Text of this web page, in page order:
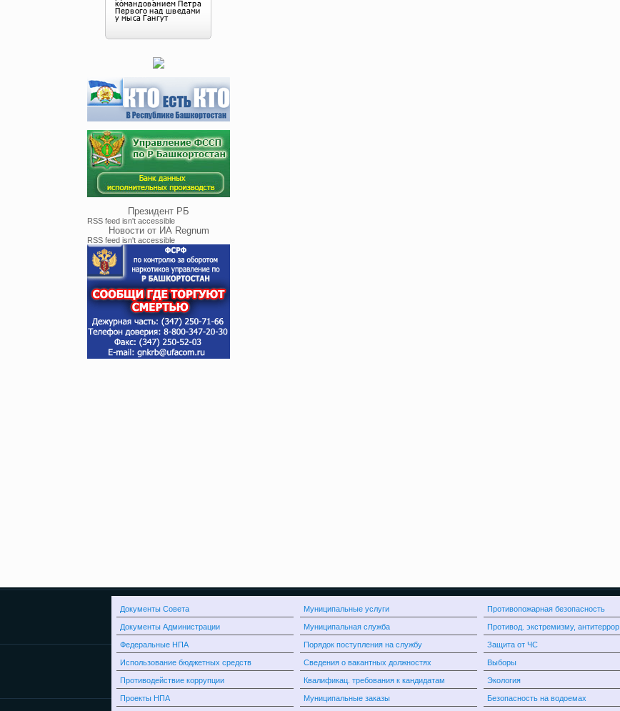
Президент РБ
RSS feed isn't accessible
Новости от ИА Regnum
RSS feed isn't accessible
Документы Совета
Документы Администрации
Федеральные НПА
Использование бюджетных средств
Противодействие коррупции
Проекты НПА
Муниципальные услуги
Муниципальная служба
Порядок поступления на службу
Сведения о вакантных должностях
Квалификац. требования к кандидатам
Муниципальные заказы
Противопожарная безопасность
Противод. экстремизму, антитеррор
Защита от ЧС
Выборы
Экология
Безопасность на водоемах